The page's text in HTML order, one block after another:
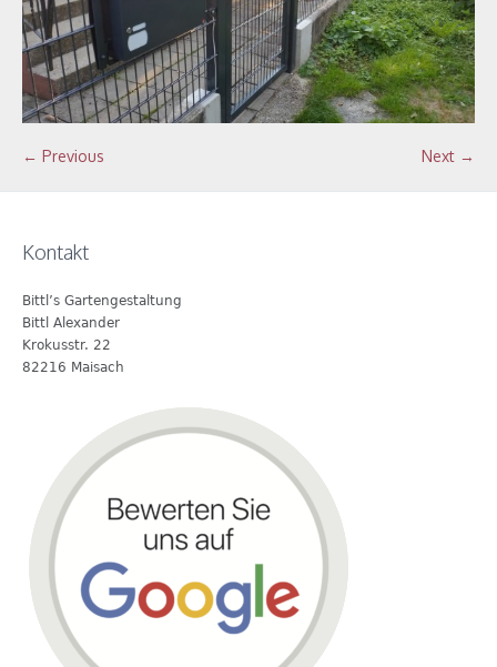
← Previous Next →
Kontakt
Bittl’s Gartengestaltung
Bittl Alexander
Krokusstr. 22
82216 Maisach